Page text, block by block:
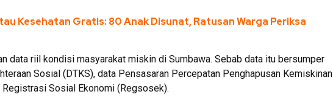
Kesehatan Gratis: 80 Anak Disunat, Ratusan Warga Periksa
data riil kondisi masyarakat miskin di Sumbawa. Sebab data itu bersumper
Sosial (DTKS), data Pensasaran Percepatan Penghapusan Kemiskinan
Registrasi Sosial Ekonomi (Regsosek).